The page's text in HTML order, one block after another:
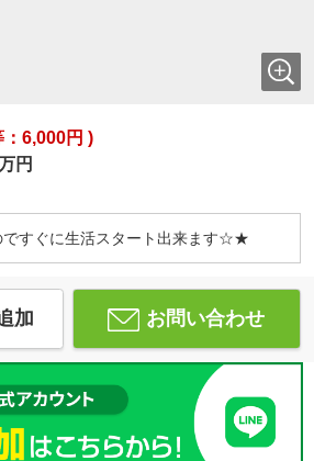
6,000円 )
円
すぐに生活スタート出来ます☆★
加 お問い合わせ